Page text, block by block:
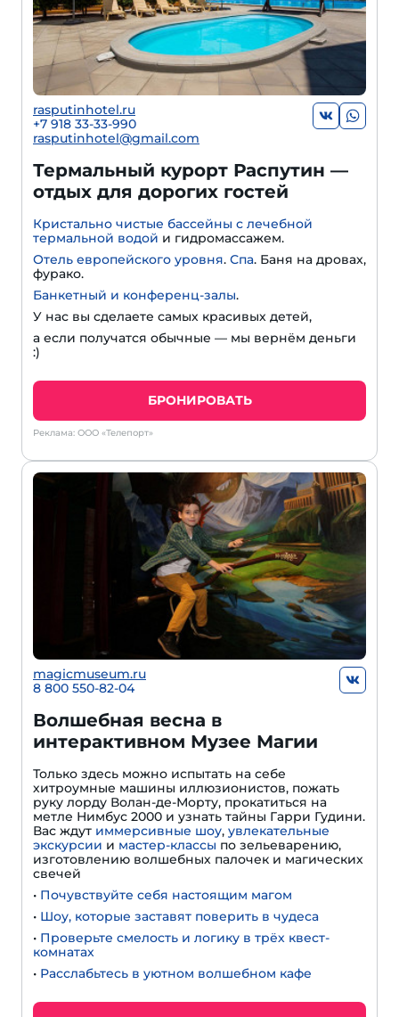
rasputinhotel.ru
+7 918 33-33-990
rasputinhotel@gmail.com
Термальный курорт Распутин —
отдых для дорогих гостей
Кристально чистые бассейны с лечебной
термальной водой и гидромассажем.
Отель европейского уровня. Спа. Баня на дровах,
фурако.
Банкетный и конференц-залы.
У нас вы сделаете самых красивых детей,
а если получатся обычные — мы вернём деньги
:)
БРОНИРОВАТЬ
Реклама: ООО «Телепорт»
magicmuseum.ru
8 800 550-82-04
Волшебная весна в
интерактивном Музее Магии
Только здесь можно испытать на себе
хитроумные машины иллюзионистов, пожать
руку лорду Волан-де-Морту, прокатиться на
метле Нимбус 2000 и узнать тайны Гарри Гудини.
Вас ждут иммерсивные шоу, увлекательные
экскурсии и мастер-классы по зельеварению,
изготовлению волшебных палочек и магических
свечей
• Почувствуйте себя настоящим магом
• Шоу, которые заставят поверить в чудеса
• Проверьте смелость и логику в трёх квест-
комнатах
• Расслабьтесь в уютном волшебном кафе